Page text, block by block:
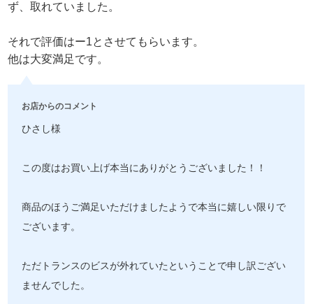
ず、取れていました。
それで評価はー1とさせてもらいます。
他は大変満足です。
お店からのコメント
ひさし様
この度はお買い上げ本当にありがとうございました！！
商品のほうご満足いただけましたようで本当に嬉しい限りで
ございます。
ただトランスのビスが外れていたということで申し訳ござい
ませんでした。